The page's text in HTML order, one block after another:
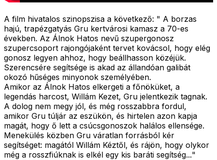
A film hivatalos szinopszisa a következő: " A borzas
hajú, trapézgatyás Gru kertvárosi kamasz a 70-es
években. Az Álnok Hatos nevű szupergonosz
szupercsoport rajongójaként tervet kovácsol, hogy elég
gonosz legyen ahhoz, hogy beállhasson közéjük.
Szerencsére segítsége is akad az állandóan galibát
okozó hűséges minyonok személyében.
Amikor az Álnok Hatos elkergeti a főnöküket, a
legendás harcost, Willám Kezet, Gru jelentkezik tagnak.
A dolog nem megy jól, és még rosszabbra fordul,
amikor Gru túljár az eszükön, és hirtelen azon kapja
magát, hogy ő lett a csúcsgonoszok halálos ellensége.
Menekülés közben Gru váratlan forrásból kér
segítséget: magától Willám Kéztől, és rájön, hogy olykor
még a rosszfiúknak is elkél egy kis baráti segítség..."